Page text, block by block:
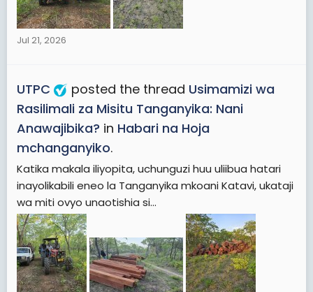
Jul 21, 2026
UTPC posted the thread Usimamizi wa
Rasilimali za Misitu Tanganyika: Nani
Anawajibika? in Habari na Hoja
mchanganyiko.
Katika makala iliyopita, uchunguzi huu uliibua hatari
inayolikabili eneo la Tanganyika mkoani Katavi, ukataji
wa miti ovyo unaotishia si...